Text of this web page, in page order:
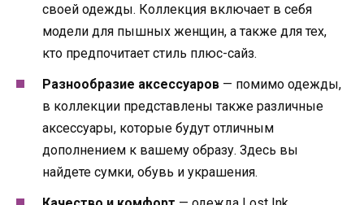
своей одежды. Коллекция включает в себя
модели для пышных женщин, а также для тех,
кто предпочитает стиль плюс-сайз.
Разнообразие аксессуаров — помимо одежды,
в коллекции представлены также различные
аксессуары, которые будут отличным
дополнением к вашему образу. Здесь вы
найдете сумки, обувь и украшения.